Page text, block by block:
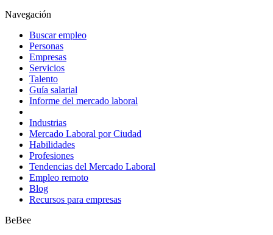
Navegación
Buscar empleo
Personas
Empresas
Servicios
Talento
Guía salarial
Informe del mercado laboral
Industrias
Mercado Laboral por Ciudad
Habilidades
Profesiones
Tendencias del Mercado Laboral
Empleo remoto
Blog
Recursos para empresas
BeBee